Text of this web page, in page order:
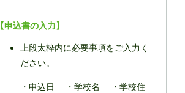
【申込書の入力】
上段太枠内に必要事項をご⼊⼒く
ださい。
・申込⽇ ・学校名 ・学校住